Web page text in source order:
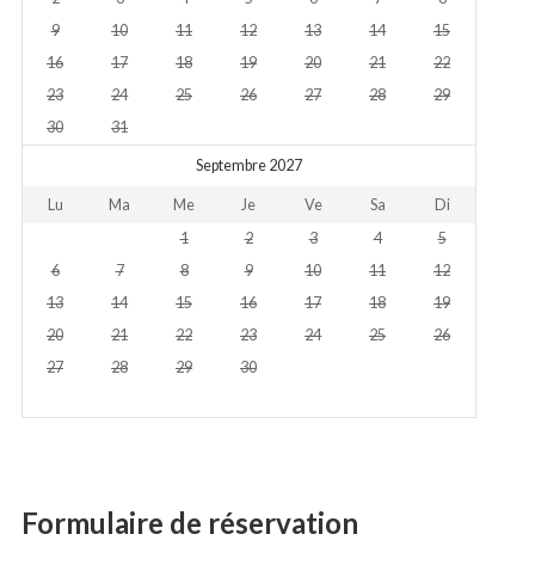
9
10 11 12 13 14
15
16
17 18 19 20 21
22
23
24 25 26 27 28
29
30
31
Septembre 2027
Lu Ma Me Je Ve Sa
Di
1
2 3 4
5
6
7 8 9 10 11
12
13
14 15 16 17 18
19
20
21 22 23 24 25
26
27
28 29 30
Formulaire de réservation